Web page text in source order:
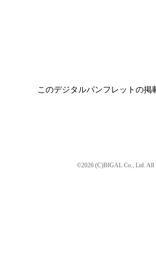
このデジタルパンフレットの掲
©2026 (C)BIGAL Co., Ltd. All